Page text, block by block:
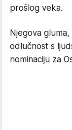
prošlog veka.
Njegova
odlučnost s
nominaciju za